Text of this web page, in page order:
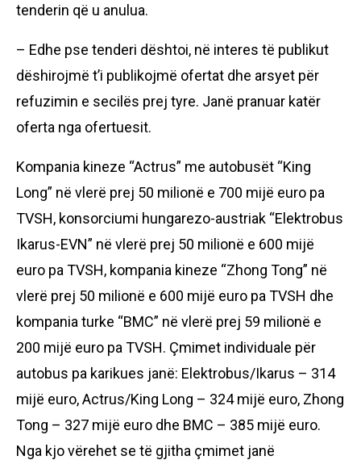
tenderin që u anulua.
– Edhe pse tenderi dështoi, në interes të publikut
dëshirojmë t’i publikojmë ofertat dhe arsyet për
refuzimin e secilës prej tyre. Janë pranuar katër
oferta nga ofertuesit.
Kompania kineze “Actrus” me autobusët “King
Long” në vlerë prej 50 milionë e 700 mijë euro pa
TVSH, konsorciumi hungarezo-austriak “Elektrobus
Ikarus-EVN” në vlerë prej 50 milionë e 600 mijë
euro pa TVSH, kompania kineze “Zhong Tong” në
vlerë prej 50 milionë e 600 mijë euro pa TVSH dhe
kompania turke “BMC” në vlerë prej 59 milionë e
200 mijë euro pa TVSH. Çmimet individuale për
autobus pa karikues janë: Elektrobus/Ikarus – 314
mijë euro, Actrus/King Long – 324 mijë euro, Zhong
Tong – 327 mijë euro dhe BMC – 385 mijë euro.
Nga kjo vërehet se të gjitha çmimet janë